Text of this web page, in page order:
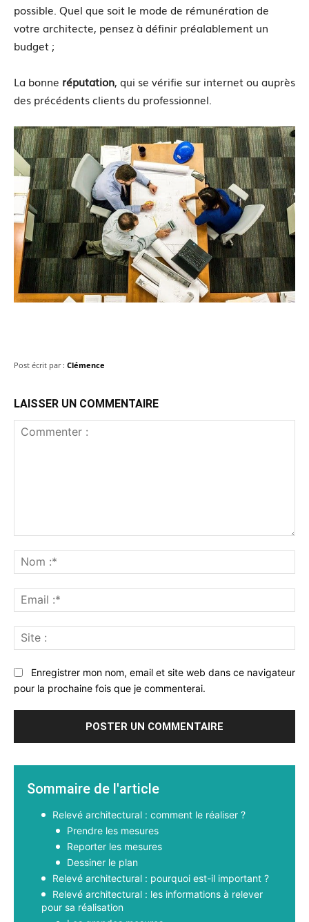
possible. Quel que soit le mode de rémunération de
votre architecte, pensez à définir préalablement un
budget ;
La bonne réputation, qui se vérifie sur internet ou auprès
des précédents clients du professionnel.
Post écrit par : Clémence
LAISSER UN COMMENTAIRE
:*
:*
:
Enregistrer mon nom, email et site web dans ce navigateur
pour la prochaine fois que je commenterai.
Sommaire de l'article
Relevé architectural : comment le réaliser ?
Prendre les mesures
Reporter les mesures
Dessiner le plan
Relevé architectural : pourquoi est-il important ?
Relevé architectural : les informations à relever
pour sa réalisation